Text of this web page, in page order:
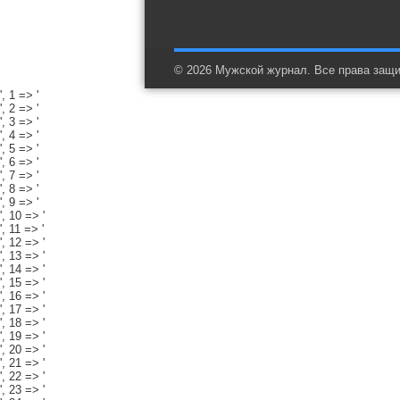
© 2026 Мужской журнал. Все права
', 1 => '
', 2 => '
', 3 => '
', 4 => '
', 5 => '
', 6 => '
', 7 => '
', 8 => '
', 9 => '
', 10 => '
', 11 => '
', 12 => '
', 13 => '
', 14 => '
', 15 => '
', 16 => '
', 17 => '
', 18 => '
', 19 => '
', 20 => '
', 21 => '
', 22 => '
', 23 => '